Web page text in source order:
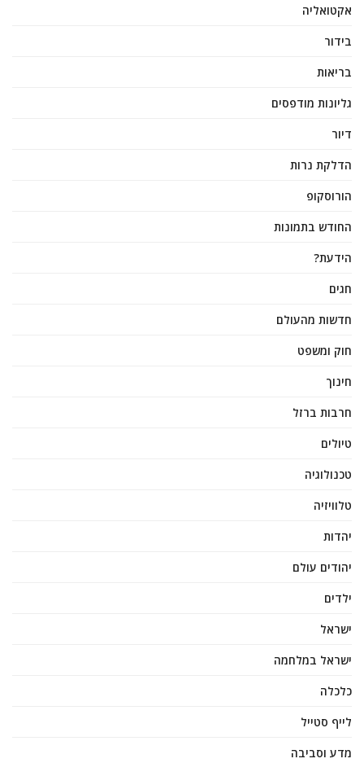
אקטואליה
בידור
בריאות
גליונות מודפסים
דיור
הדלקת נרות
הורוסקופ
החודש בתמונות
הידעת?
חגים
חדשות מהעולם
חוק ומשפט
חינוך
חרבות ברזל
טיולים
טכנולוגיה
טלוויזיה
יהדות
יהודים עולם
ילדים
ישראל
ישראל במלחמה
כלכלה
לייף סטייל
מדע וסביבה